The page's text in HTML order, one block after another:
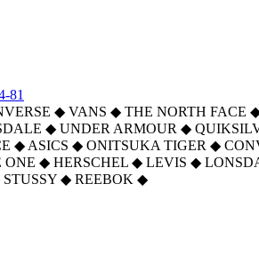
81
◆ VANS ◆ THE NORTH FACE
◆ UNDER ARMOUR ◆
◆ ASICS ◆ ONITSUKA TIGER ◆
ONE ◆ HERSCHEL ◆ LEVIS ◆
STUSSY ◆ REEBOK ◆